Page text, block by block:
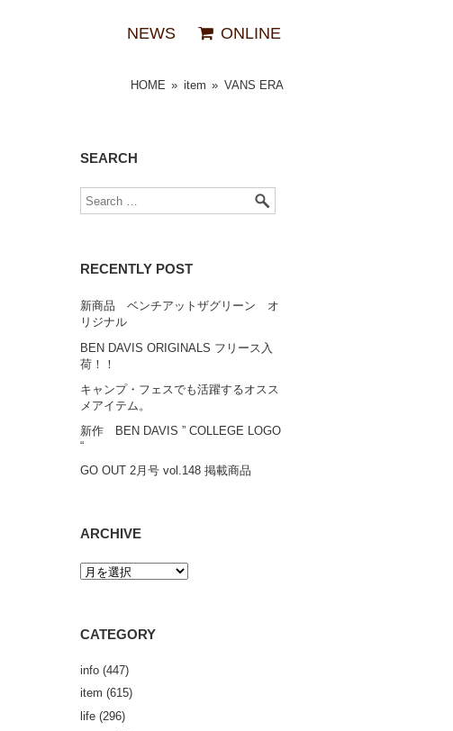
NEWS ONLINE
HOME » item » VANS ERA
SEARCH
RECENTLY POST
新商品 ベンチアットザグリーン オ
リジナル
BEN DAVIS ORIGINALS フリース入
荷！！
キャンプ・フェスでも活躍するオスス
メアイテム。
新作 BEN DAVIS ” COLLEGE LOGO
“
GO OUT 2月号 vol.148 掲載商品
ARCHIVE
CATEGORY
info(447)
item (615)
life(296)